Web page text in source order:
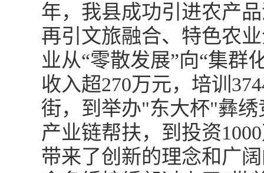
年，我县成功引进农产
再引文旅融合、特色农
业从“零散发展”向“集群
收入超270万元，培训
街，到举办"东大杯"彝
产业链帮扶，到投资
带来了创新的理念和广